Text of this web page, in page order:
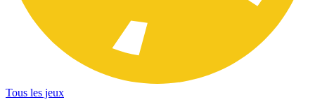
Tous les jeux